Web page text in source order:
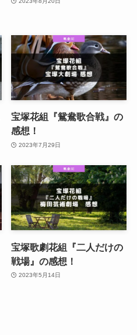
宝塚花組『鴛鴦歌合戦』の
感想！
2023年7月29日
宝塚歌劇花組『二人だけの
戦場』の感想！
2023年5月14日